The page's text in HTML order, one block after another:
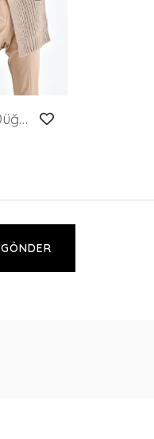
Kadın Uzun Düğmesiz Triko Ceket
GÖNDER